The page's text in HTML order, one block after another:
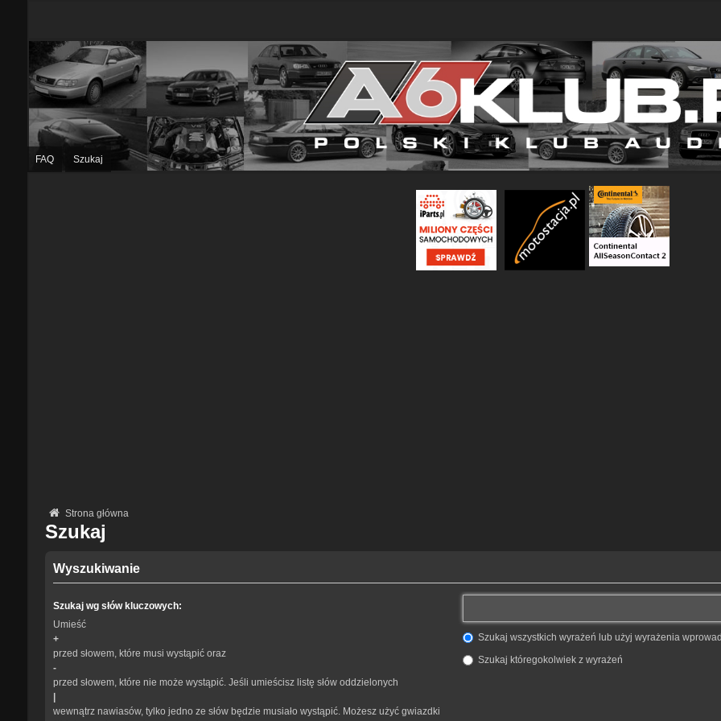
FAQ Szukaj
Strona główna
Szukaj
Wyszukiwanie
Szukaj wg słów kluczowych:
Umieść
+
przed słowem, które musi wystąpić oraz
-
przed słowem, które nie może wystąpić. Jeśli umieścisz listę słów oddzielonych
wewnątrz nawiasów, tylko jedno ze słów będzie musiało wystąpić. Możesz użyć gwiazdki
Szukaj wszystkich wyrażeń lub użyj wyrażenia
Szukaj któregokolwiek z wyrażeń